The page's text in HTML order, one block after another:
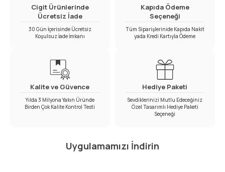
Cigit Ürünlerinde
Ücretsiz İade
30 Gün İçerisinde Ücretsiz
Koşulsuz İade İmkanı
Kapıda Ödeme
Seçeneği
Tüm Siparişlerinide Kapıda Nakit
yada Kredi Kartıyla Ödeme
Kalite ve Güvence
Yılda 3 Milyona Yakın Üründe
Birden Çok Kalite Kontrol Testi
Hediye Paketi
Sevdiklerinizi Mutlu Edeceğiniz
Özel Tasarımlı Hediye Paketi
Seçeneği
Uygulamamızı İndirin